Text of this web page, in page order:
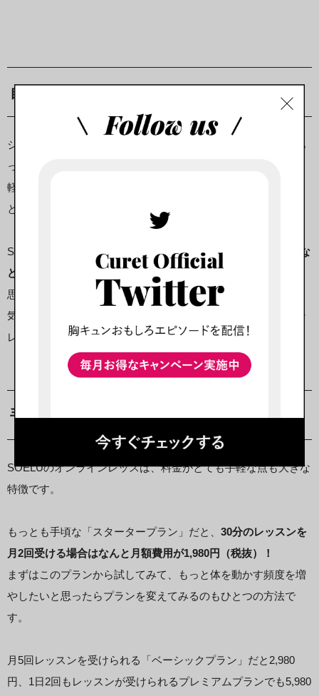
自宅だから周りの目が気にならない
ジムやヨガスタジオに通うとなると、たとえトレーニングであ
ってもある程度の身支度が必要です。
軽いメイクをしたり、人によってはヘアセットに時間がかかる
という人もいるでしょう。
SOELUのライブレッスンなら、自宅で受けられるのでメイクな
どの身支度が不要。
思い立ったらすぐにレッスンを受けることができます。
気軽に手軽にレッスンを受けられるのは、自宅でのオンライン
レッスンならではのメリットですね。
手頃な料金で続けやすい
SOELUのオンラインレッスは、料金がとても手軽な点も大きな
特徴です。
もっとも手頃な「スタータープラン」だと、 30分のレッスンを
月2回受ける場合はなんと月額費用が1,980円（税抜）！
まずはこのプランから試してみて、もっと体を動かす頻度を増
やしたいと思ったらプランを変えてみるのもひとつの方法で
す。
月5回レッスンを受けられる「ベーシックプラン」だと2,980
円、1日2回もレッスンが受けられるプレミアムプランでも5,980